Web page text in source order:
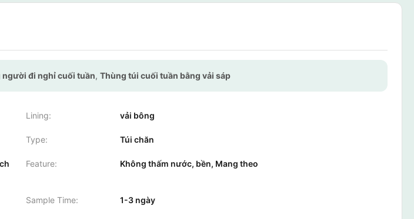
đi nghỉ cuối tuần, Thùng túi cuối tuần bằng vải sáp
Lining: vải bông
Type: Túi chăn
Feature: Không thấm nước, bền, Mang theo
Sample Time: 1-3 ngày